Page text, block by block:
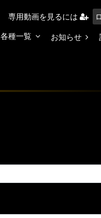
専用動画を見るには
各種一覧 お知らせ